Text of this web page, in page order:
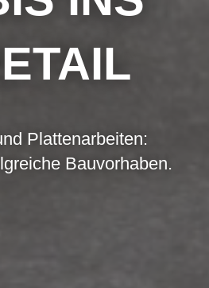
Plattenarbeiten:
Bauvorhaben.